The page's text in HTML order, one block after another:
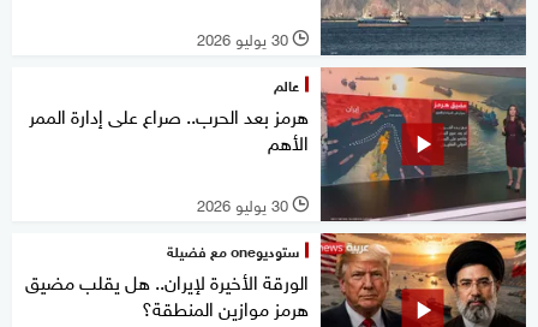
l 30 يوليو 2026
عالم
هرمز بعد الحرب.. صراع على إدارة الممر
الأهم
l 30 يوليو 2026
ستوديوone مع فضيلة
الورقة الأخيرة لإيران.. هل يقلب مضيق
هرمز موازين المنطقة؟